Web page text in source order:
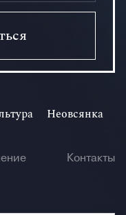
Неовсянка
Контакты